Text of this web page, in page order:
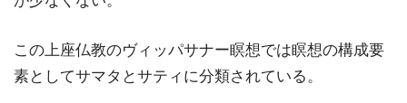
この上座仏教のヴィッパサナー瞑想では瞑想の構成要
素としてサマタとサティに分類されている。